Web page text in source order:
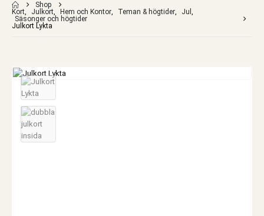
Shop
Kort, Julkort, Hem och Kontor, Teman & högtider, Jul ,
Säsonger och högtider
Julkort Lykta